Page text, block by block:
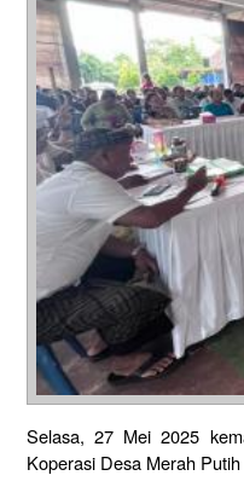
Selasa, 27 Mei 2025
Koperasi Desa Merah